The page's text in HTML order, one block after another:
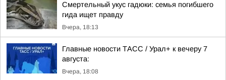
Смертельный укус гадюки: семья погибшего
гида ищет правду
Вчера, 18:13
Главные новости ТАСС / Урал+ к вечеру 7
августа:
Вчера, 18:08